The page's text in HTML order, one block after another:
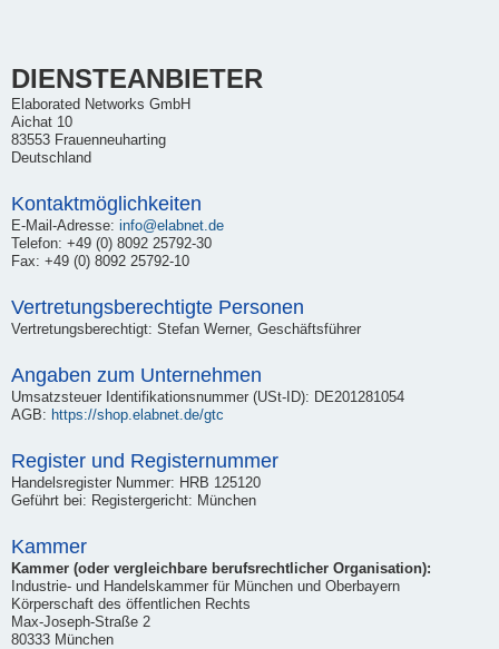
DIENSTEANBIETER
Elaborated Networks GmbH
Aichat 10
83553 Frauenneuharting
Deutschland
Kontaktmöglichkeiten
E-Mail-Adresse: info@elabnet.de
Telefon: +49 (0) 8092 25792-30
Fax: +49 (0) 8092 25792-10
Vertretungsberechtigte Personen
Vertretungsberechtigt: Stefan Werner, Geschäftsführer
Angaben zum Unternehmen
Umsatzsteuer Identifikationsnummer (USt-ID): DE201281054
AGB: https://shop.elabnet.de/gtc
Register und Registernummer
Handelsregister Nummer: HRB 125120
Geführt bei: Registergericht: München
Kammer
Kammer (oder vergleichbare berufsrechtlicher Organisation):
Industrie- und Handelskammer für München und Oberbayern
Körperschaft des öffentlichen Rechts
Max-Joseph-Straße 2
80333 München